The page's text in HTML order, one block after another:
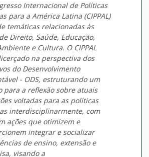
Internacional de Políticas
para a América Latina (CIPPAL)
temáticas relacionadas às
Direito, Saúde, Educação,
e Cultura. O CIPPAL
na perspectiva dos
do Desenvolvimento
- ODS, estruturando um
para a reflexão sobre atuais
voltadas para as políticas
interdisciplinarmente, com
ações que otimizem e
integrar e socializar
de ensino, extensão e
visando a